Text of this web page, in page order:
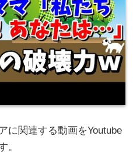
に関連する動画をYoutube
。